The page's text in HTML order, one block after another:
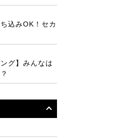
込みOK！セカ
グ】みんなは